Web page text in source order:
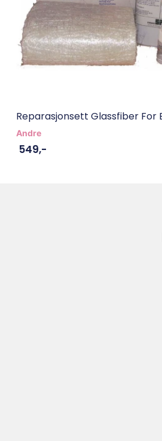
Reparasjonsett Glassfiber For
Andre
549,-